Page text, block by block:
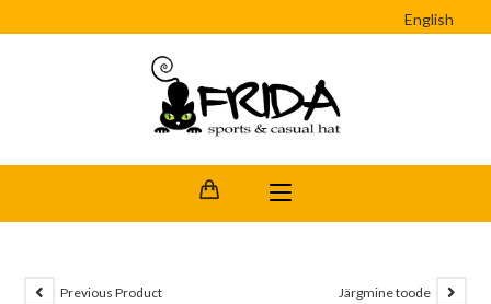
English
Previous Product Järgmine toode